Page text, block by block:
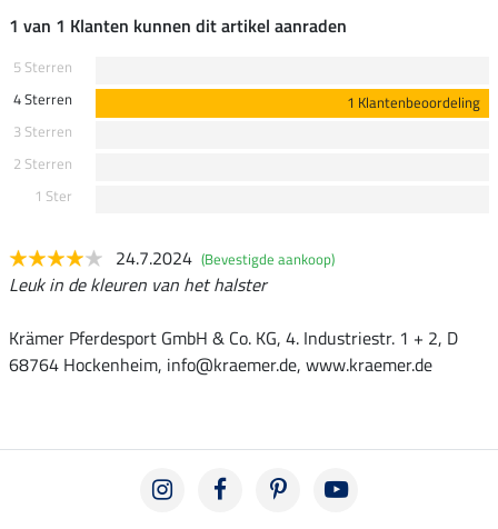
1 van 1 Klanten kunnen dit artikel aanraden
5 Sterren
4 Sterren
1 Klantenbeoordeling
3 Sterren
2 Sterren
1 Ster
24.7.2024 (Bevestigde aankoop)
Leuk in de kleuren van het halster
Krämer Pferdesport GmbH & Co. KG, 4. Industriestr. 1 + 2, D
68764 Hockenheim, info@kraemer.de, www.kraemer.de